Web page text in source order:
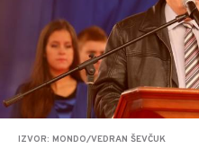
IZVOR: MONDO/VEDRAN ŠEVČUK